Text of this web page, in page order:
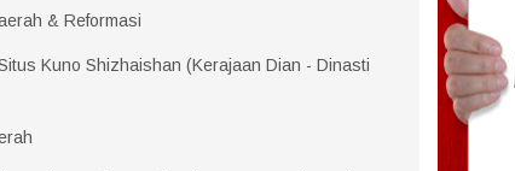
& Reformasi
Kuno Shizhaishan (Kerajaan Dian - Dinasti